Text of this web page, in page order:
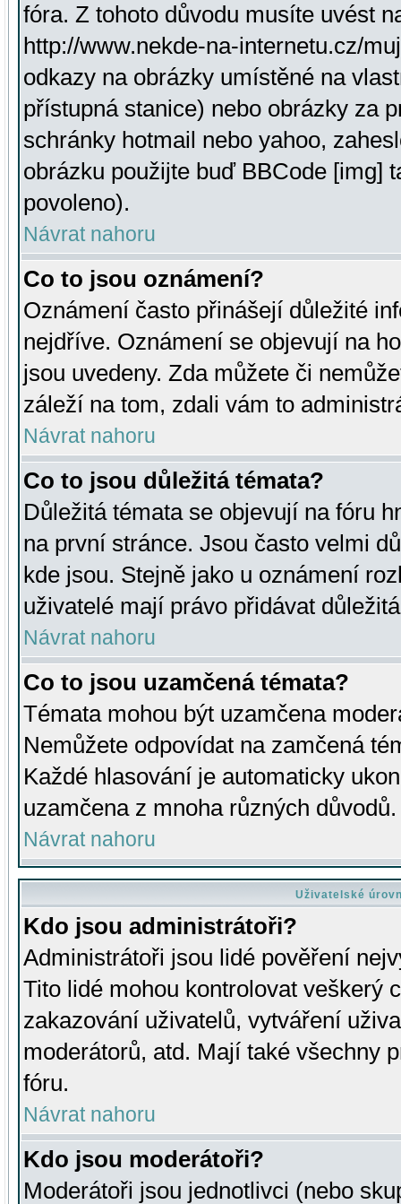
fóra. Z tohoto důvodu musíte uvést
http://www.nekde-na-internetu.cz/
odkazy na obrázky umístěné na
přístupná stanice) nebo obrázky za
schránky hotmail nebo yahoo,
obrázku použijte buď BBCode [img]
povoleno).
Návrat nahoru
Co to jsou oznámení?
Oznámení často přinášejí důležité
nejdříve. Oznámení se objevují na
jsou uvedeny. Zda můžete či
záleží na tom, zdali vám to
Návrat nahoru
Co to jsou důležitá témata?
Důležitá témata se objevují na fóru
na první stránce. Jsou často velmi
kde jsou. Stejně jako u oznámení
uživatelé mají právo přidávat
Návrat nahoru
Co to jsou uzamčená témata?
Témata mohou být uzamčena
Nemůžete odpovídat na zamčená
Každé hlasování je automaticky
uzamčena z mnoha různých důvodů.
Návrat nahoru
Uživatelské
Kdo jsou administrátoři?
Administrátoři jsou lidé pověření
Tito lidé mohou kontrolovat veškerý
zakazování uživatelů, vytváření
moderátorů, atd. Mají také všechny
fóru.
Návrat nahoru
Kdo jsou moderátoři?
Moderátoři jsou jednotlivci (nebo